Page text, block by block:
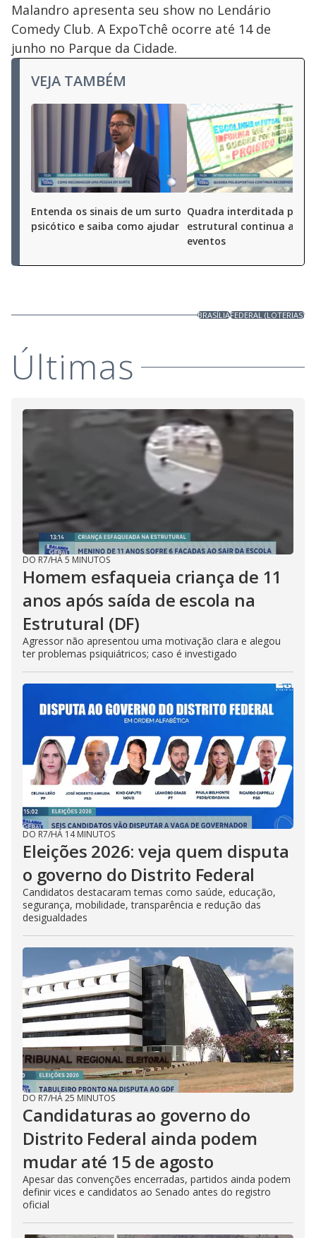
Malandro apresenta seu show no Lendário
Comedy Club. A ExpoTchê ocorre até 14 de
junho no Parque da Cidade.
VEJA TAMBÉM
Entenda os sinais de um surto
psicótico e saiba como ajudar
Quadra interditada por
estrutural continua a
eventos
BRASÍLIAFEDERAL (LOTERIAS)
Últimas
DO R7/HÁ 5 MINUTOS
Homem esfaqueia criança de 11
anos após saída de escola na
Estrutural (DF)
Agressor não apresentou uma motivação clara e alegou
ter problemas psiquiátricos; caso é investigado
DO R7/HÁ 14 MINUTOS
Eleições 2026: veja quem disputa
o governo do Distrito Federal
Candidatos destacaram temas como saúde, educação,
segurança, mobilidade, transparência e redução das
desigualdades
DO R7/HÁ 25 MINUTOS
Candidaturas ao governo do
Distrito Federal ainda podem
mudar até 15 de agosto
Apesar das convenções encerradas, partidos ainda podem
definir vices e candidatos ao Senado antes do registro
oficial